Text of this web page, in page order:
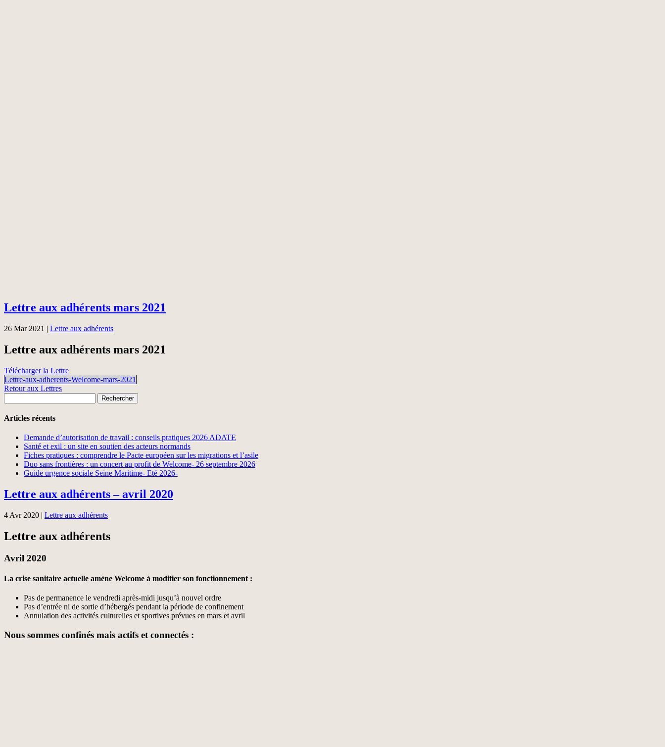
Lettre aux adhérents mars 2021
26 Mar 2021 | Lettre aux adhérents
Lettre aux adhérents mars 2021
Télécharger la Lettre
Lettre-aux-adherents-Welcome-mars-2021
Retour aux Lettres
Articles récents
Demande d’autorisation de travail : conseils pratiques 2026 ADATE
Santé et exil : un site en soutien des acteurs normands
Fiches pratiques : comprendre le Pacte européen sur les migrations et l’asile
Duo sans frontières : un concert au profit de Welcome- 26 septembre 2026
Guide urgence sociale Seine Maritime- Eté 2026-
Lettre aux adhérents – avril 2020
4 Avr 2020 | Lettre aux adhérents
Lettre aux adhérents
Avril 2020
La crise sanitaire actuelle amène Welcome à modifier son fonctionnement :
Pas de permanence le vendredi après-midi jusqu’à nouvel ordre
Pas d’entrée ni de sortie d’hébergés pendant la période de confinement
Annulation des activités culturelles et sportives prévues en mars et avril
Nous sommes confinés mais actifs et connectés :